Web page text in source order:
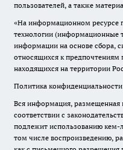
пользователей, а также
«На информационном ресурсе
технологии (информационные
информации на основе сбора,
относящихся к предпочтениям
находящихся на территории
Политика
Вся информация, размещенная
соответствии с
подлежит использованию
том числе воспроизведению,